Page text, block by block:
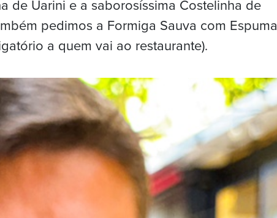
de Uarini e a saborosíssima Costelinha de
pedimos a Formiga Sauva com Espuma
a quem vai ao restaurante).